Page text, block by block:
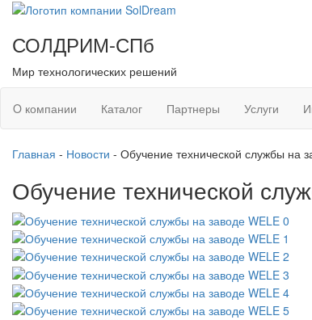
СОЛДРИМ-СПб
Мир технологических решений
O компании Каталог Партнеры Услуги
Главная - Новости - Обучение технической службы на
Обучение технической